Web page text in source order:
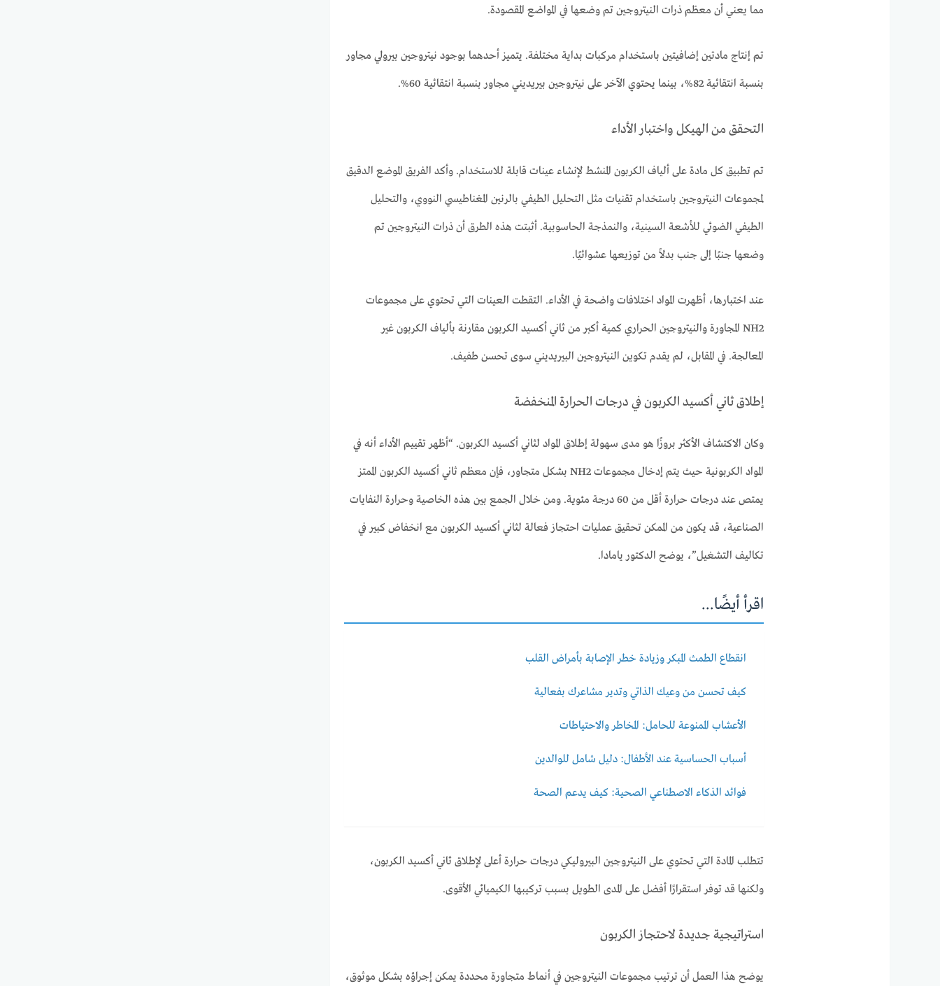
مما يعني أن معظم ذرات النيتروجين تم وضعها في المواضع المقصودة.
تم إنتاج مادتين إضافيتين باستخدام مركبات بداية مختلفة. يتميز أحدهما بوجود نيتروجين بيرولي مجاور
بنسبة انتقائية 82%، بينما يحتوي الآخر على نيتروجين بيريديني مجاور بنسبة انتقائية 60%.
التحقق من الهيكل واختبار الأداء
تم تطبيق كل مادة على ألياف الكربون المنشط لإنشاء عينات قابلة للاستخدام. وأكد الفريق الموضع الدقيق
لمجموعات النيتروجين باستخدام تقنيات مثل التحليل الطيفي بالرنين المغناطيسي النووي، والتحليل
الطيفي الضوئي للأشعة السينية، والنمذجة الحاسوبية. أثبتت هذه الطرق أن ذرات النيتروجين تم
وضعها جنبًا إلى جنب بدلاً من توزيعها عشوائيًا.
عند اختبارها، أظهرت المواد اختلافات واضحة في الأداء. التقطت العينات التي تحتوي على مجموعات
NH2 المجاورة والنيتروجين الحراري كمية أكبر من ثاني أكسيد الكربون مقارنة بألياف الكربون غير
المعالجة. في المقابل، لم يقدم تكوين النيتروجين البيريديني سوى تحسن طفيف.
إطلاق ثاني أكسيد الكربون في درجات الحرارة المنخفضة
وكان الاكتشاف الأكثر بروزًا هو مدى سهولة إطلاق المواد لثاني أكسيد الكربون. “أظهر تقييم الأداء أنه في
المواد الكربونية حيث يتم إدخال مجموعات NH2 بشكل متجاور، فإن معظم ثاني أكسيد الكربون الممتز
يمتص عند درجات حرارة أقل من 60 درجة مئوية. ومن خلال الجمع بين هذه الخاصية وحرارة النفايات
الصناعية، قد يكون من الممكن تحقيق عمليات احتجاز فعالة لثاني أكسيد الكربون مع انخفاض كبير في
تكاليف التشغيل”، يوضح الدكتور يامادا.
اقرأ أيضًا...
انقطاع الطمث المبكر وزيادة خطر الإصابة بأمراض القلب
كيف تحسن من وعيك الذاتي وتدير مشاعرك بفعالية
الأعشاب الممنوعة للحامل: المخاطر والاحتياطات
أسباب الحساسية عند الأطفال: دليل شامل للوالدين
فوائد الذكاء الاصطناعي الصحية: كيف يدعم الصحة
تتطلب المادة التي تحتوي على النيتروجين البيروليكي درجات حرارة أعلى لإطلاق ثاني أكسيد الكربون،
ولكنها قد توفر استقرارًا أفضل على المدى الطويل بسبب تركيبها الكيميائي الأقوى.
استراتيجية جديدة لاحتجاز الكربون
يوضح هذا العمل أن ترتيب مجموعات النيتروجين في أنماط متجاورة محددة يمكن إجراؤه بشكل موثوق،